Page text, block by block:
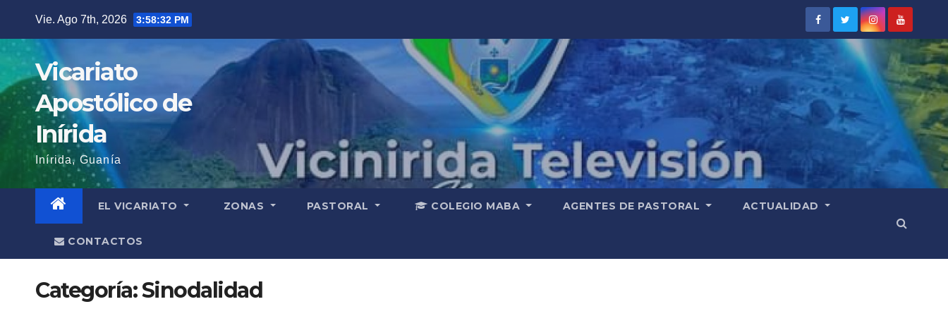
contenido
Vie. Ago 7th, 2026 3:58:33 PM
Vicariato
Apostólico de
Inírida
Inírida, Guanía
EL VICARIATO ZONAS PASTORAL COLEGIO MABA AGENTES DE PASTORAL ACTUALIDAD
CONTACTOS
Categoría:Sinodalidad